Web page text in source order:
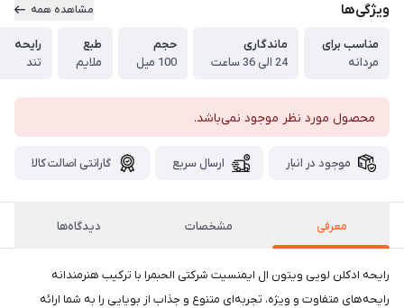
ویژگی‌ها مشاهده همه
مناسب برای
مردانه
ماندگاری
24 الی 36 ساعت
حجم
100 میل
طبع
ملایم
رایحه
تند
محصول مورد نظر موجود نمی‌باشد.
موجود در انبار ارسال سریع گارانتی اصالت کالا
معرفی مشخصات دیدگاه‌ها
رایحه ادکلن لویی ویتون ال ایمنسیت شرکتی الحبمرا با ترکیب هنرمندانه
رایحه‌های متفاوت و ویژه، تجربه‌ای متنوع و جذاب از بویایی را به شما ارائه